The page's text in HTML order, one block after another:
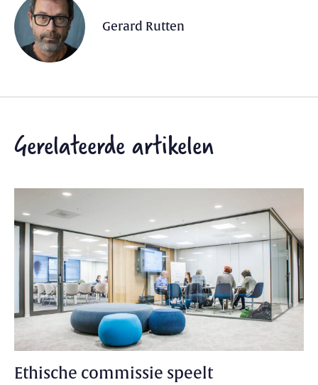
Gerard Rutten
Gerelateerde artikelen
Ethische commissie speelt